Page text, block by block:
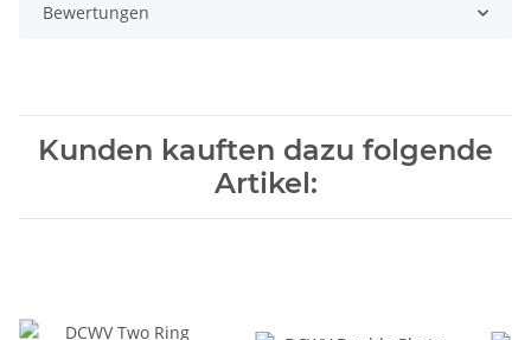
Bewertungen
Kunden kauften dazu folgende
Artikel: